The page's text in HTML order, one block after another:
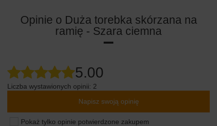
Opinie o Duża torebka skórzana na
ramię - Szara ciemna
5.00
Liczba wystawionych opinii: 2
Napisz swoją opinię
Pokaż tylko opinie potwierdzone zakupem